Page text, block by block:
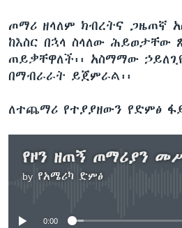
ጦማሪ ዘላለም ክብረትና ጋዜጠኛ
ከእስር በኋላ ስላለው ሕይወታቸው
ጠይቃቸዋለች፡፡ አስማማው
በማብራራት ይጀምራል፡፡
ለተጨማሪ የተያያዘውን የድምፅ
by የአሜሪካ ድምፅ
No media source
0:00